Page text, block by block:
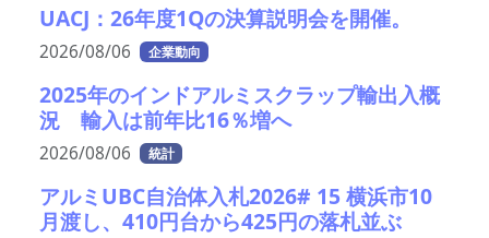
UACJ：26年度1Qの決算説明会を開催。
2026/08/06 企業動向
2025年のインドアルミスクラップ輸出入概
況 輸入は前年比16％増へ
2026/08/06 統計
アルミUBC自治体入札2026# 15 横浜市10
月渡し、410円台から425円の落札並ぶ